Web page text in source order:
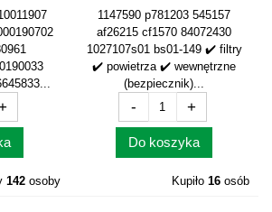
142 osoby
1147590 p781203 545157
af26215 cf1570 84072430
1027107s01 bs01-149 ✔️ filtry
✔️ powietrza ✔️ wewnętrzne
(bezpiecznik)...
- +
Do koszyka
Kupiło 16 osób